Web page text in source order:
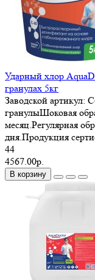
Ударный хлор
гранулах 5кг
Заводской артикул:
гранулыШоковая
месяц.Регулярная
дня.Продукция
44
4567.00р.
В корзину